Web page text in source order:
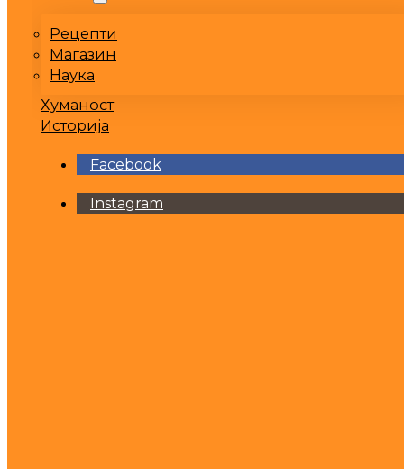
Рецепти
Магазин
Наука
Хуманост
Историја
Facebook
Instagram